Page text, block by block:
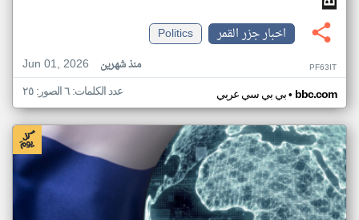
اخبار جزر القمر
Politics
Jun 01, 2026
منذ شهرين PF63IT
بي بي سي عربي• bbc.com عدد الكلمات: ٦ الصور: ٢٥